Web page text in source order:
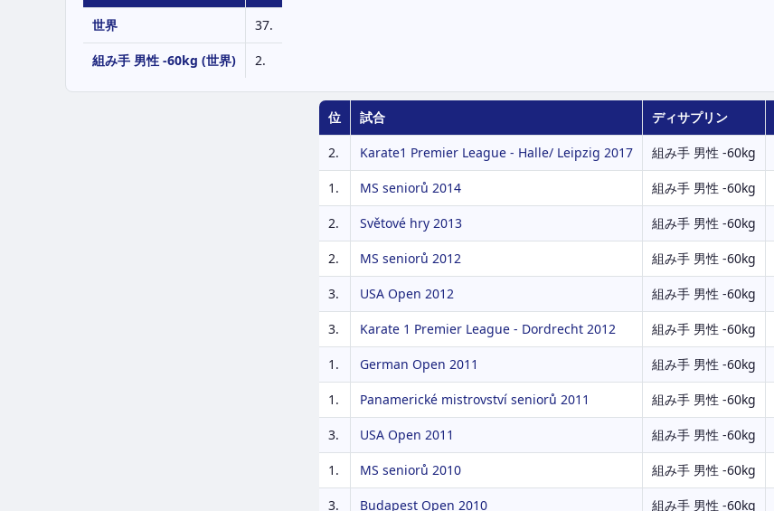
世界 37.
組み手 男性 -60kg (世界) 2.
位 試合 ディサプリン
2. Karate1 Premier League - Halle/ Leipzig 2017 組み手 男性 -60kg
1. MS seniorů 2014 組み手 男性 -60kg
2. Světové hry 2013 組み手 男性 -60kg
2. MS seniorů 2012 組み手 男性 -60kg
3. USA Open 2012 組み手 男性 -60kg
3. Karate 1 Premier League - Dordrecht 2012 組み手 男性 -60kg
1. German Open 2011 組み手 男性 -60kg
1. Panamerické mistrovství seniorů 2011 組み手 男性 -60kg
3. USA Open 2011 組み手 男性 -60kg
1. MS seniorů 2010 組み手 男性 -60kg
3. Budapest Open 2010 組み手 男性 -60kg